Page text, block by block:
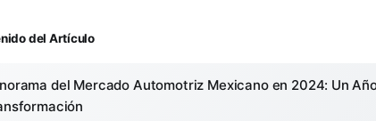
del Artículo
del Mercado Automotriz Mexicano en 2024: Un